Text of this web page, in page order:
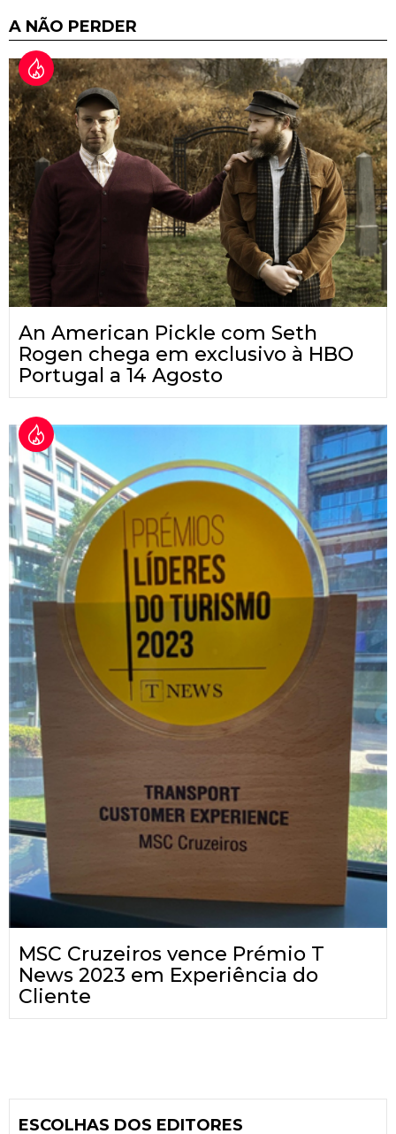
A NÃO PERDER
An American Pickle com Seth
Rogen chega em exclusivo à HBO
Portugal a 14 Agosto
MSC Cruzeiros vence Prémio T
News 2023 em Experiência do
Cliente
ESCOLHAS DOS EDITORES